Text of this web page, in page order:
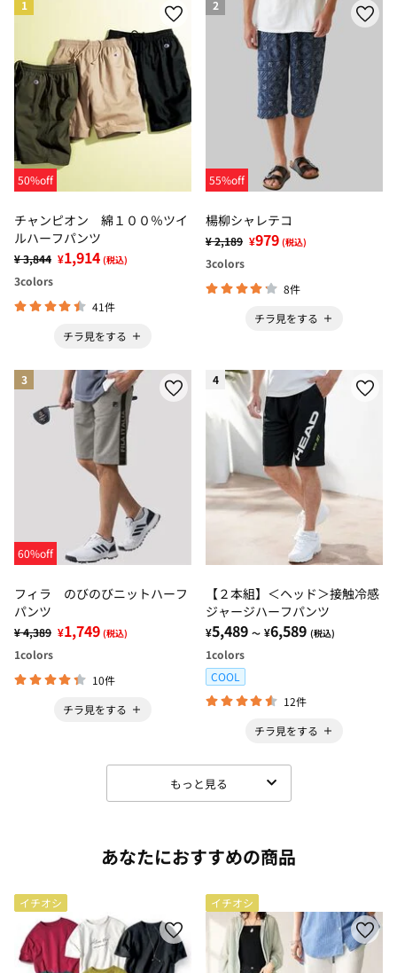
1
50%off
チャンピオン 綿１００％ツイ
ルハーフパンツ
¥ 3,844 ¥1,914 (税込)
3colors
41件
チラ見をする
2
55%off
楊柳シャレテコ
¥ 2,189 ¥979 (税込)
3colors
8件
チラ見をする
3
60%off
フィラ のびのびニットハーフ
パンツ
¥ 4,389 ¥1,749 (税込)
1colors
10件
チラ見をする
4
【２本組】＜ヘッド＞接触冷感
ジャージハーフパンツ
¥5,489 ～ ¥6,589 (税込)
1colors
COOL
12件
チラ見をする
もっと見る
あなたにおすすめの商品
イチオシ イチオシ